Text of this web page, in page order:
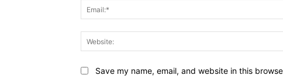
Save my name, email, and website in this